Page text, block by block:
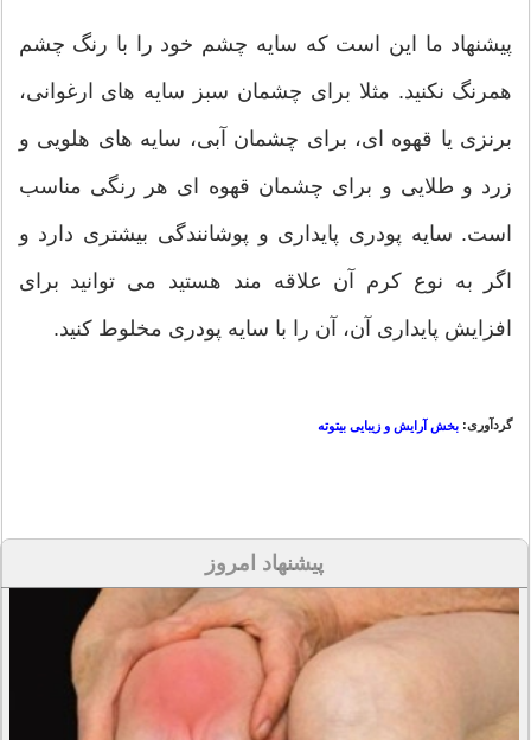
پیشنهاد ما این است که سایه چشم خود را با رنگ چشم
همرنگ نکنید. مثلا برای چشمان سبز سایه های ارغوانی،
برنزی یا قهوه ای، برای چشمان آبی، سایه های هلویی و
زرد و طلایی و برای چشمان قهوه ای هر رنگی مناسب
است. سایه پودری پایداری و پوشانندگی بیشتری دارد و
اگر به نوع کرم آن علاقه مند هستید می توانید برای
افزایش پایداری آن، آن را با سایه پودری مخلوط کنید.
گردآوری: بخش آرایش و زیبایی بیتوته
پیشنهاد امروز